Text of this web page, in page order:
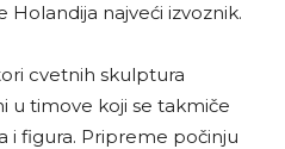
Holandija najveći izvoznik.
cvetnih skulptura
u timove koji se takmiče
i figura. Pripreme počinju